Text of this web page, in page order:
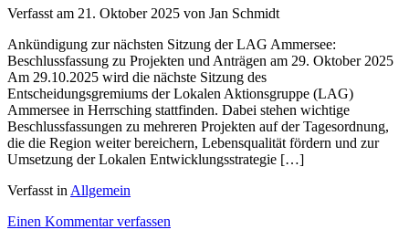
am
Oktober
2025
Verfasst am 21. Oktober 2025 von Jan Schmidt
Ankündigung zur nächsten Sitzung der LAG Ammersee:
Beschlussfassung zu Projekten und Anträgen am 29. Oktober 2025
Am 29.10.2025 wird die nächste Sitzung des
Entscheidungsgremiums der Lokalen Aktionsgruppe (LAG)
Ammersee in Herrsching stattfinden. Dabei stehen wichtige
Beschlussfassungen zu mehreren Projekten auf der Tagesordnung,
die die Region weiter bereichern, Lebensqualität fördern und zur
Umsetzung der Lokalen Entwicklungsstrategie […]
Verfasst in Allgemein
Einen Kommentar verfassen